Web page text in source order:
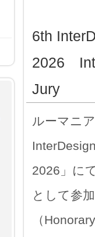
6th
2026
Jury
ルーマニ
2026」に
として参
（